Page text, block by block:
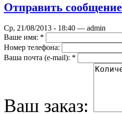
Отправить сообщение
Ср, 21/08/2013 - 18:40 — admin
Ваше имя: *
Номер телефона:
Ваша почта (е-mail): *
Ваш заказ: